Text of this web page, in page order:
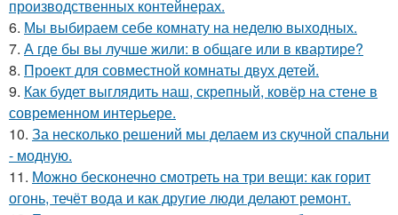
производственных контейнерах.
6. Мы выбираем себе комнату на неделю выходных.
7. А где бы вы лучше жили: в общаге или в квартире?
8. Проект для совместной комнаты двух детей.
9. Как будет выглядить наш, скрепный, ковёр на стене в
современном интерьере.
10. За несколько решений мы делаем из скучной спальни
- модную.
11. Можно бесконечно смотреть на три вещи: как горит
огонь, течёт вода и как другие люди делают ремонт.